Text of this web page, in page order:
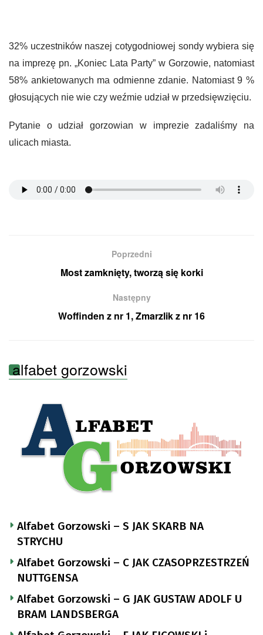
32% uczestników naszej cotygodniowej sondy wybiera się
na imprezę pn. „Koniec Lata Party” w Gorzowie, natomiast
58% ankietowanych ma odmienne zdanie. Natomiast 9 %
głosujących nie wie czy weźmie udział w przedsięwzięciu.
Pytanie o udział gorzowian w imprezie zadaliśmy na
ulicach miasta.
Poprzedni
Most zamknięty, tworzą się korki
Następny
Woffinden z nr 1, Zmarzlik z nr 16
alfabet gorzowski
Alfabet Gorzowski – S JAK SKARB NA
STRYCHU
Alfabet Gorzowski – C JAK CZASOPRZESTRZEŃ
NUTTGENSA
Alfabet Gorzowski – G JAK GUSTAW ADOLF U
BRAM LANDSBERGA